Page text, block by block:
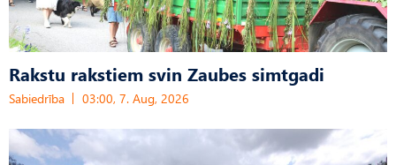
Rakstu rakstiem svin Zaubes simtgadi
Sabiedrība 03:00, 7. Aug, 2026